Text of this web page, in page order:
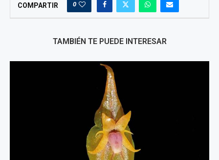
COMPARTIR 0
TAMBIÉN TE PUEDE INTERESAR